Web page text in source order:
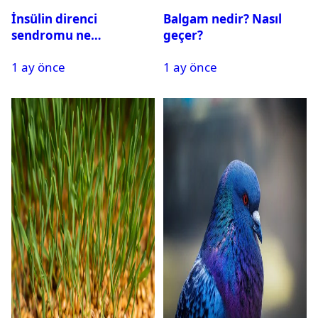
İnsülin direnci
sendromu ne
mümkün mü?
1 ay önce
Balgam nedir? Nasıl
geçer?
1 ay önce